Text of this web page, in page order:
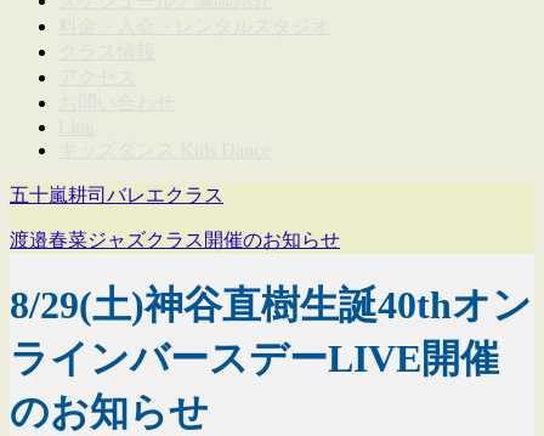
五十嵐耕司バレエクラス
渡邉春菜ジャズクラス開催のお知らせ
8/29(土)神谷直樹生誕40thオン
ラインバースデーLIVE開催
のお知らせ